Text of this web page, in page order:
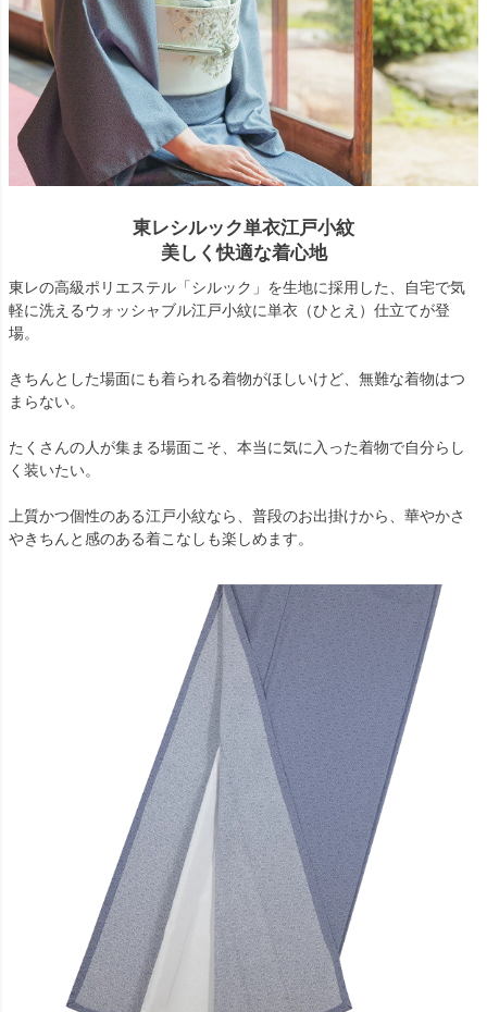
東レシルック単衣江戸小紋
美しく快適な着心地
東レの高級ポリエステル「シルック」を生地に採用した、自宅で気
軽に洗えるウォッシャブル江戸小紋に単衣（ひとえ）仕立てが登
場。
きちんとした場面にも着られる着物がほしいけど、無難な着物はつ
まらない。
たくさんの人が集まる場面こそ、本当に気に入った着物で自分らし
く装いたい。
上質かつ個性のある江戸小紋なら、普段のお出掛けから、華やかさ
やきちんと感のある着こなしも楽しめます。